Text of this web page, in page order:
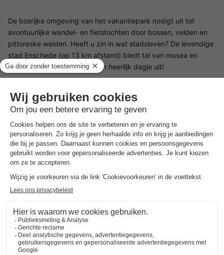
De bosrijke omgeving van het vakantiepark nodigt uit tot
avontuurlijke wandel- en fietstochten door bossen, velden en
pittoreske weiden. Heeft u zin in wat stadsleven? De levendige
stad Enschede (op 13 km afstand) biedt tal van musea en
winkelmogelijkheden voor een heerlijk dagje uit!
Goed om te weten
Voorkeuren
Voor voorkeuren zoals bijvoorbeeld de ligging van je
accommodatie kun je contact opnemen met de aanbieder.
Reserveren meerdere accommodaties
gegarandeerd wanneer u een factuur vanuit het park ontvangt.